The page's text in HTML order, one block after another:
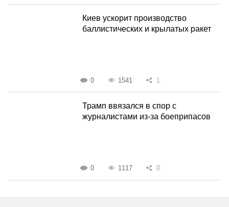
Киев ускорит производство
баллистических и крылатых ракет
0 1541 1
Трамп ввязался в спор с
журналистами из-за боеприпасов
0 1117 0